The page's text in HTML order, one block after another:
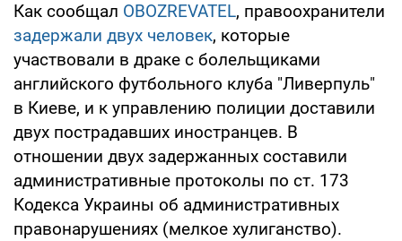
Как сообщал OBOZREVATEL, правоохранители
задержали двух человек, которые
участвовали в драке с болельщиками
английского футбольного клуба "Ливерпуль"
в Киеве, и к управлению полиции доставили
двух пострадавших иностранцев. В
отношении двух задержанных составили
административные протоколы по ст. 173
Кодекса Украины об административных
правонарушениях (мелкое хулиганство).